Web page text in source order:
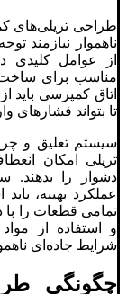
طراحی تریلی‌های
ناهموار نیازمند
از عوامل کلیدی
مناسب برای
اتاق کمپرسی باید
تا بتواند فشارهای
سیستم تعلیق و
تریلی امکان
دشوار را بدهند.
عملکرد بهینه،
تمامی قطعات را با
و استفاده از
شرایط جاده‌ای
چگونگی